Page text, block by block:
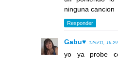
ninguna cancion
Responder
Gabu♥ 12/6/11, 16:29
yo ya probe